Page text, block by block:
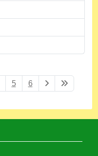
5 6